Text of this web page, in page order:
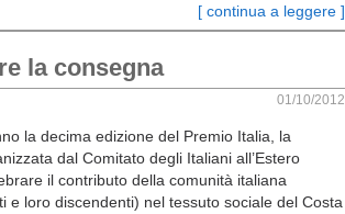
[ continua a leggere ]
la consegna
01/10/2012
la decima edizione del Premio Italia, la
dal Comitato degli Italiani all’Estero
il contributo della comunità italiana
e loro discendenti) nel tessuto sociale del Costa